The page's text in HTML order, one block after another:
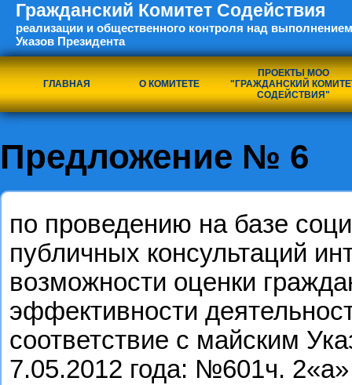
Гражданский Комитет Содействия
реализации и общественного контроля над
Указов Президента
ГЛАВНАЯ О КОМИТЕТЕ
ПРОЕКТЫ МОО
"ГРАЖДАНСКИЙ
СОДЕЙСТВИЯ"
Предложение № 6
по проведению на базе
публичных консультаций
возможности оценки
эффективности
соответствие с майским
7.05.2012 года: №601ч.